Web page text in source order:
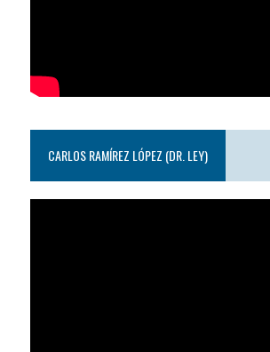
CARLOS RAMÍREZ LÓPEZ (DR. LEY)